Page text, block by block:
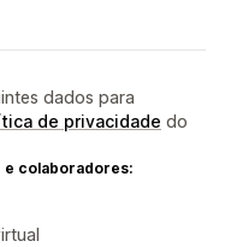
dados para
de privacidade do
e colaboradores: